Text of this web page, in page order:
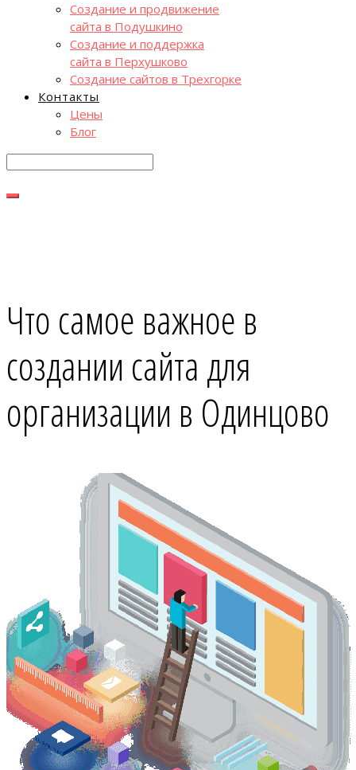
Создание и продвижение
сайта в Подушкино
Создание и поддержка
сайта в Перхушково
Создание сайтов в Трехгорке
Контакты
Цены
Блог
Что самое важное в
создании сайта для
организации в Одинцово